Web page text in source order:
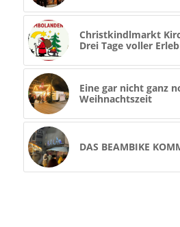
Christkindlmarkt
Drei Tage voller
Eine gar nicht ganz
Weihnachtszeit
DAS BEAMBIKE